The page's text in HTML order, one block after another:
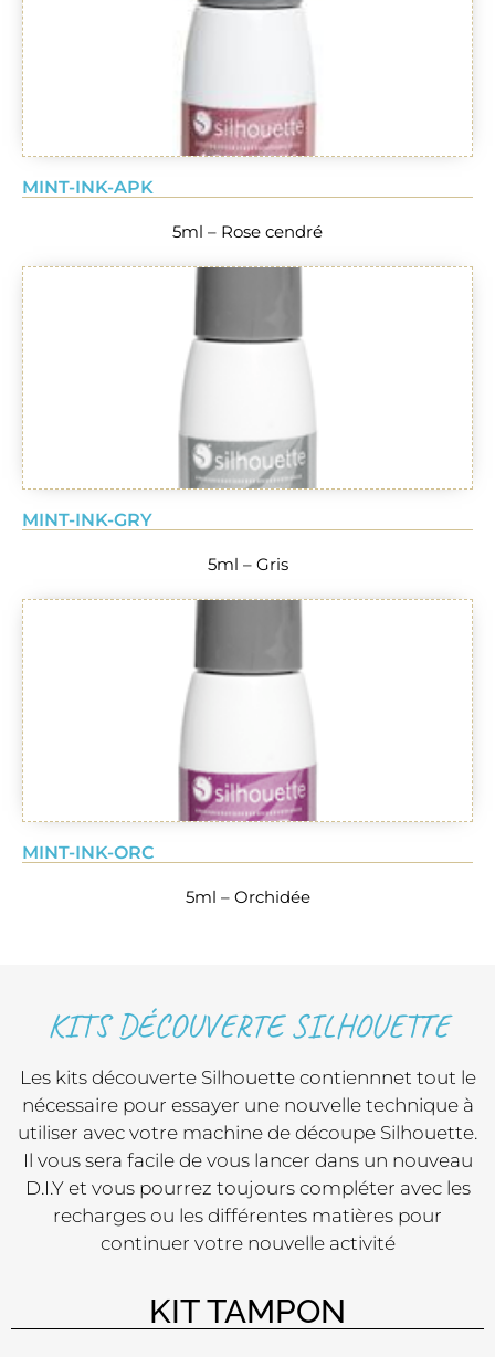
MINT-INK-APK
5ml – Rose cendré
MINT-INK-GRY
5ml – Gris
MINT-INK-ORC
5ml – Orchidée
KITS DÉCOUVERTE SILHOUETTE
Les kits découverte Silhouette contiennnet tout le
nécessaire pour essayer une nouvelle technique à
utiliser avec votre machine de découpe Silhouette.
Il vous sera facile de vous lancer dans un nouveau
D.I.Y et vous pourrez toujours compléter avec les
recharges ou les différentes matières pour
continuer votre nouvelle activité
KIT TAMPON